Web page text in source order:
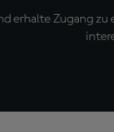
erhalte Zugang